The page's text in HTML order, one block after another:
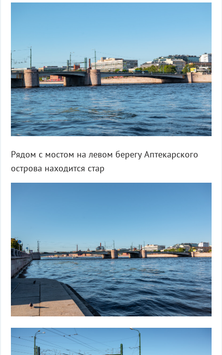
Рядом с мостом на левом берегу Аптекарского
острова находится стар